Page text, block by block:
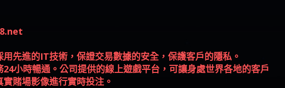
先進的IT技術，保證交易數據的安全，保護客戶的隱私。
小時暢通。公司提供的線上遊戲平台，可讓身處世界各地的客戶
賭場影像進行實時投注。